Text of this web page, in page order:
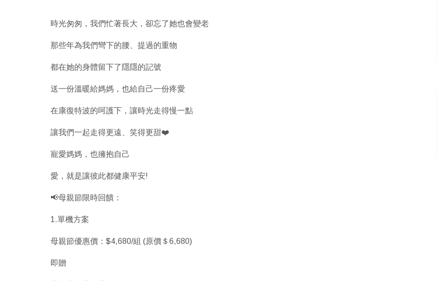
時光匆匆，我們忙著長大，卻忘了她也會變老
那些年為我們彎下的腰、提過的重物
都在她的身體留下了隱隱的記號
送一份溫暖給媽媽，也給自己一份疼愛
在康復特波的呵護下，讓時光走得慢一點
讓我們一起走得更遠、笑得更甜❤️
寵愛媽媽，也擁抱自己
愛，就是讓彼此都健康平安!
📢母親節限時回饋：
1.單機方案
母親節優惠價：$4,680/組 (原價＄6,680)
即贈